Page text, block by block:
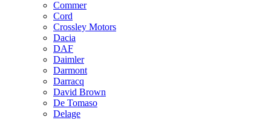
Commer
Cord
Crossley Motors
Dacia
DAF
Daimler
Darmont
Darracq
David Brown
De Tomaso
Delage